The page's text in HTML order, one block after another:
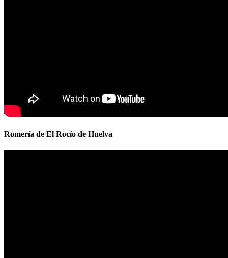
Romería de El Rocío de Huelva